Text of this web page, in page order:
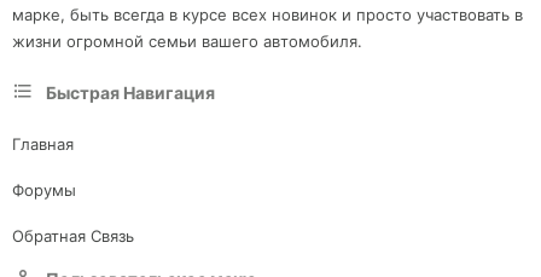
марке, быть всегда в курсе всех новинок и просто участвовать в
жизни огромной семьи вашего автомобиля.
Быстрая Навигация
Главная
Форумы
Обратная Связь